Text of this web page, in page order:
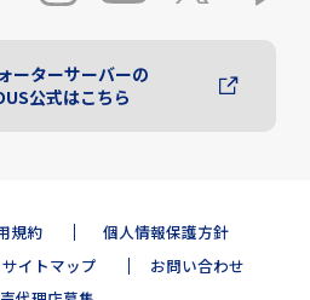
ーターサーバーの
公式はこちら
規約
個人情報保護方針
サイトマップ
お問い合わせ